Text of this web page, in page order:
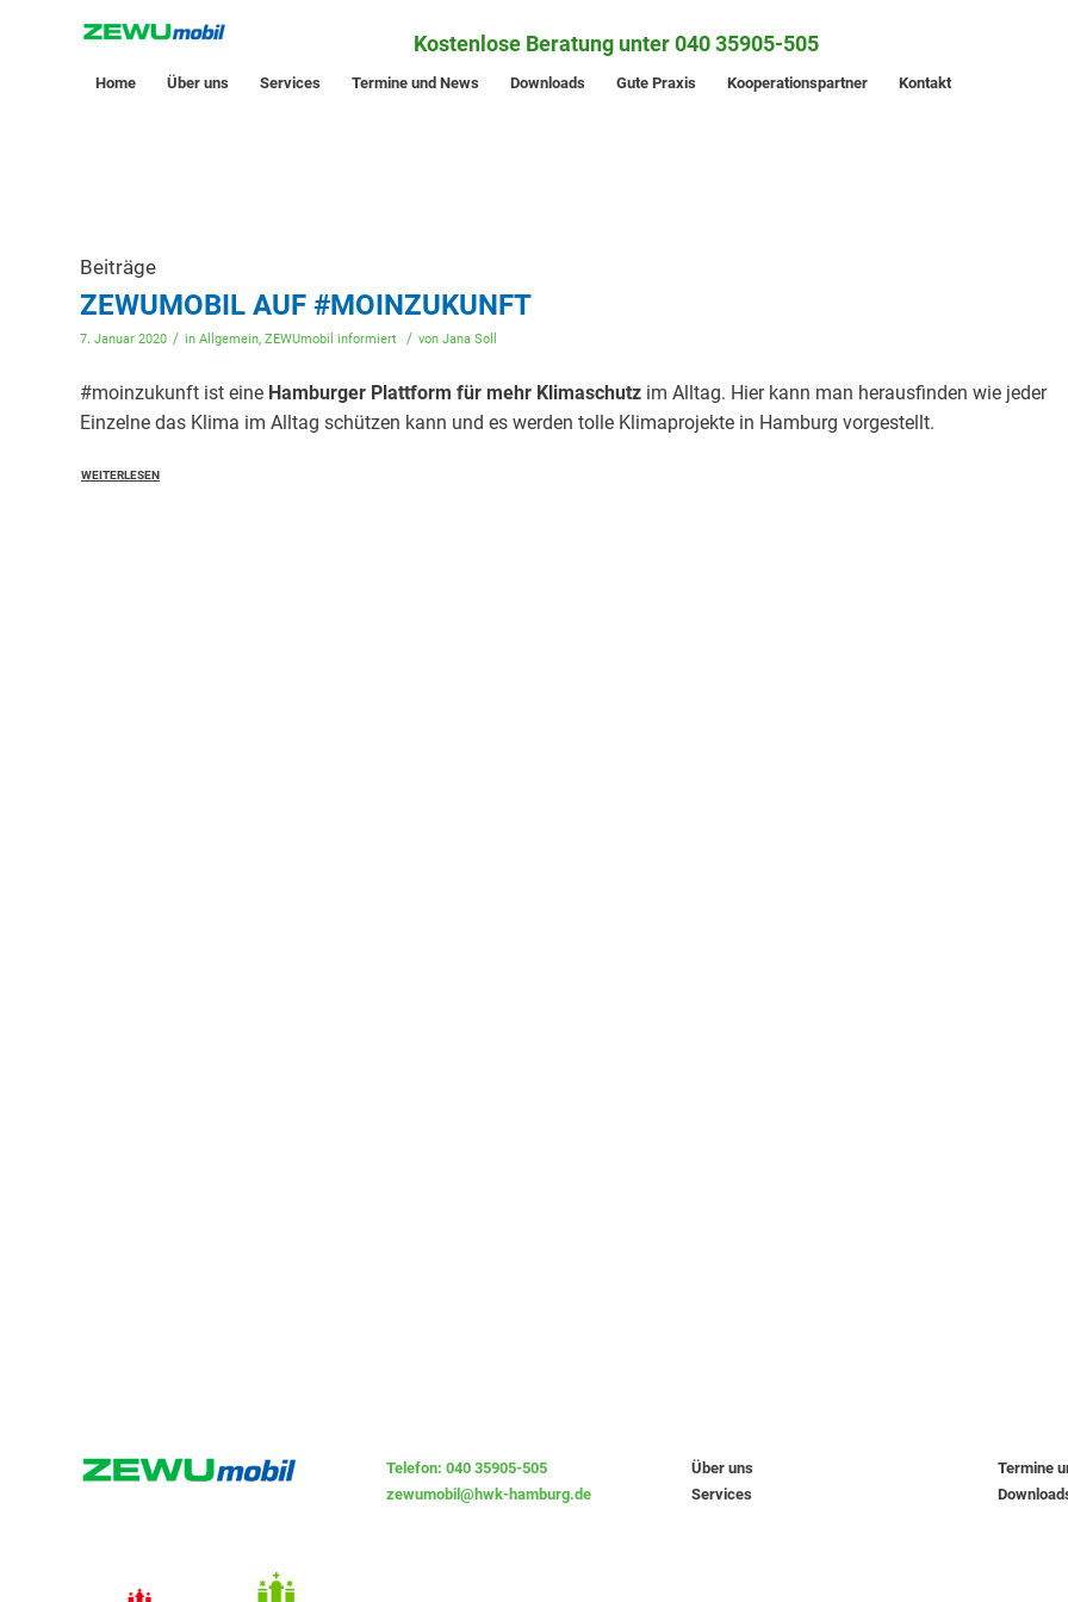
Kostenlose Beratung unter 040 35905-505
Home Über uns Services Termine und News Downloads Gute Praxis Kooperationspartner Kontakt
Beiträge
ZEWUMOBIL AUF #MOINZUKUNFT
7. Januar 2020 / in Allgemein, ZEWUmobil informiert / von Jana Soll
#moinzukunft ist eine Hamburger Plattform für mehr Klimaschutz im Alltag. Hier kann man herausfinden wie jeder
Einzelne das Klima im Alltag schützen kann und es werden tolle Klimaprojekte in Hamburg vorgestellt.
WEITERLESEN
Telefon: 040 35905-505
zewumobil@hwk-hamburg.de
Über uns
Services
Termine